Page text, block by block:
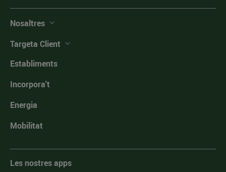
Nosaltres
Targeta Client
Establiments
Incorpora't
Energia
Mobilitat
Les nostres apps